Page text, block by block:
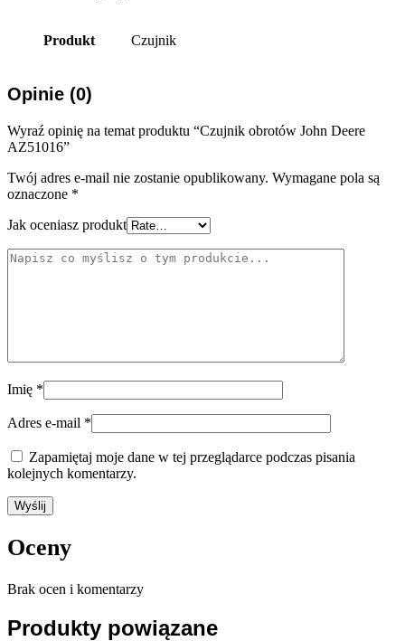
Produkt Czujnik
Opinie (0)
Wyraź opinię na temat produktu “Czujnik obrotów John Deere
AZ51016”
Twój adres e-mail nie zostanie opublikowany. Wymagane pola są
oznaczone *
Jak oceniasz produkt
Imię *
Adres e-mail *
Zapamiętaj moje dane w tej przeglądarce podczas pisania
kolejnych komentarzy.
Oceny
Brak ocen i komentarzy
Produkty powiązane